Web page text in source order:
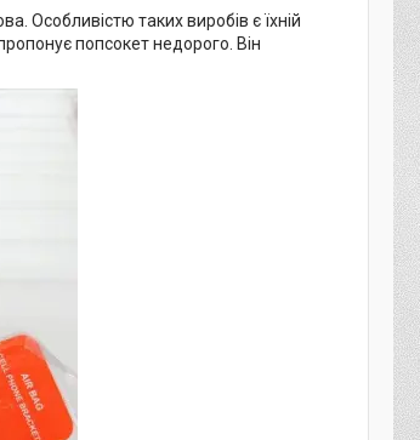
Особливістю таких виробів є їхній
попсокет недорого. Він